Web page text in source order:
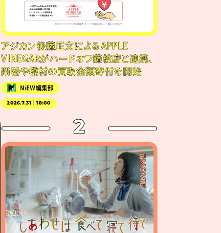
アジカン後藤正文によるAPPLE
VINEGARがハードオフ藤枝店と連携、
楽器や機材の買取金額寄付を開始
NiEW編集部
2026.7.31｜18:00
2
#MOVIE